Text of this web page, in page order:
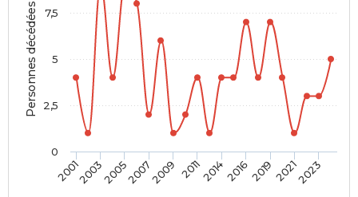
Personnes décédées
20012003200520072009 201120142016201920212023
0
2,5
5
7,5